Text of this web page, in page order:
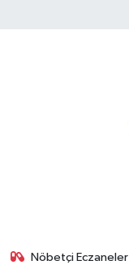
Nöbetçi Eczaneler